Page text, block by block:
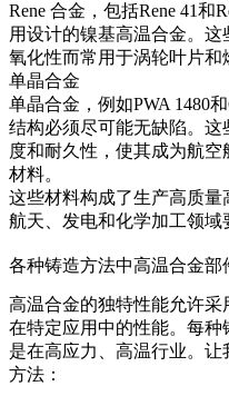
Rene 合金 ，包括Rene 41和
用设计的镍基高温合金。
氧化性而常用于涡轮叶片和
单晶合金
单晶合金 ，例如PWA 1480和
结构必须尽可能无缺陷。
度和耐久性，使其成为航
材料。
这些材料构成了生产高质
航天、发电和化学加工领域
各种铸造方法中高温合金部
高温合金的独特性能允许
在特定应用中的性能。每
是在高应力、高温行业。
方法：